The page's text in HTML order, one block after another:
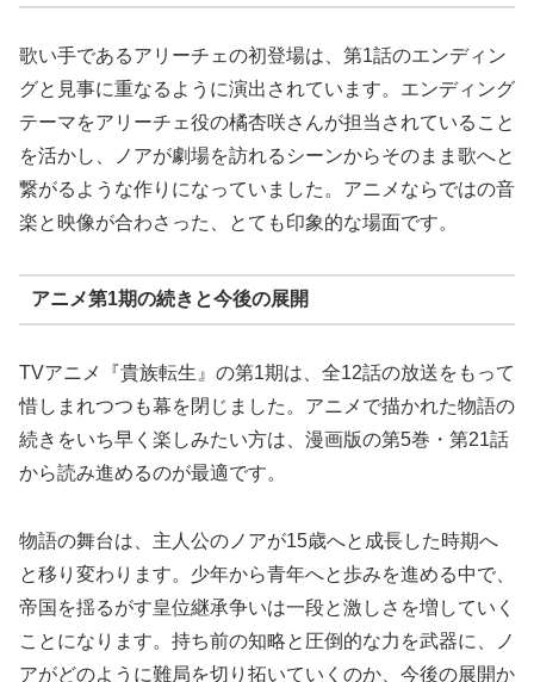
歌い手であるアリーチェの初登場は、第1話のエンディン
グと見事に重なるように演出されています。エンディング
テーマをアリーチェ役の橘杏咲さんが担当されていること
を活かし、ノアが劇場を訪れるシーンからそのまま歌へと
繋がるような作りになっていました。アニメならではの音
楽と映像が合わさった、とても印象的な場面です。
アニメ第1期の続きと今後の展開
TVアニメ『貴族転生』の第1期は、全12話の放送をもって
惜しまれつつも幕を閉じました。アニメで描かれた物語の
続きをいち早く楽しみたい方は、漫画版の第5巻・第21話
から読み進めるのが最適です。
物語の舞台は、主人公のノアが15歳へと成長した時期へ
と移り変わります。少年から青年へと歩みを進める中で、
帝国を揺るがす皇位継承争いは一段と激しさを増していく
ことになります。持ち前の知略と圧倒的な力を武器に、ノ
アがどのように難局を切り拓いていくのか、今後の展開か